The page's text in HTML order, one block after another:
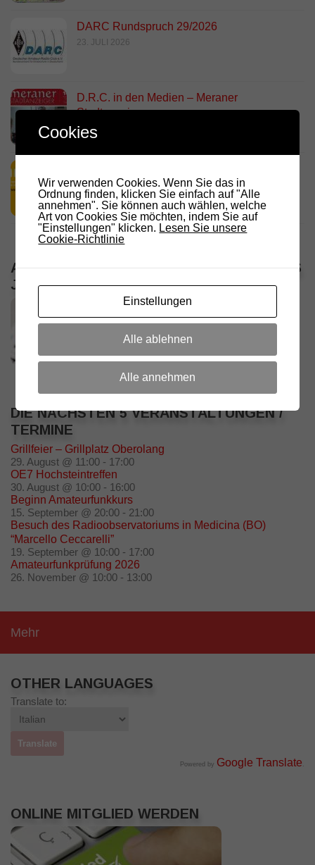
DARC Rundspruch 29/2026
23. JULI 2026
D.R.C. in den Medien – Meraner
Stadtanzeiger
18. JULI 2026
11. JULI 2026
ALLE VERANSTALTUNGEN / TERMINE DES
JAHRES
DIE NÄCHSTEN 5 VERANSTALTUNGEN /
TERMINE
Grillfeier – Grillplatz Oberolang
29. August @ 11:00 - 17:00
OE7 Hochsteintreffen
30. August @ 10:00 - 16:00
Beginn Amateurfunkkurs
15. September @ 20:00 - 21:00
Besuch des Radioobservatoriums in Medicina (BO)
“Marcello Ceccarelli”
19. September @ 10:00 - 17:00
Amateurfunkprüfung 2026
26. November @ 10:00 - 13:00
Mehr
OTHER LANGUAGES
Translate to:
Powered by Google Translate
ONLINE MITGLIED WERDEN
Cookies
Wir verwenden Cookies. Wenn Sie das in
Ordnung finden, klicken Sie einfach auf "Alle
annehmen". Sie können auch wählen, welche
Art von Cookies Sie möchten, indem Sie auf
"Einstellungen" klicken. Lesen Sie unsere
Cookie-Richtlinie
Einstellungen
Alle ablehnen
Alle annehmen